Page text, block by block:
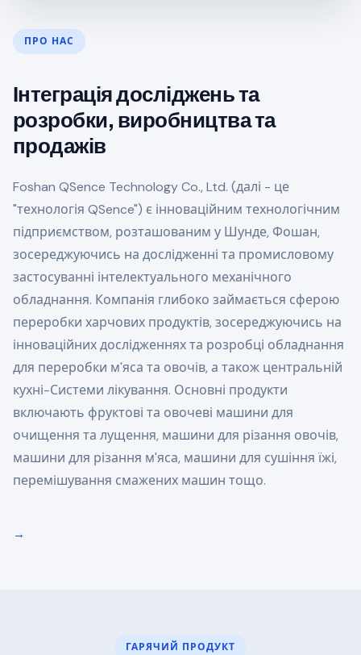
ПРО НАС
Інтеграція досліджень та
розробки, виробництва та
продажів
Foshan QSence Technology Co., Ltd. (далі - це
"технологія QSence") є інноваційним технологічним
підприємством, розташованим у Шунде, Фошан,
зосереджуючись на дослідженні та промисловому
застосуванні інтелектуального механічного
обладнання. Компанія глибоко займається сферою
переробки харчових продуктів, зосереджуючись на
інноваційних дослідженнях та розробці обладнання
для переробки м'яса та овочів, а також центральній
кухні-Системи лікування. Основні продукти
включають фруктові та овочеві машини для
очищення та лущення, машини для різання овочів,
машини для різання м'яса, машини для сушіння їжі,
перемішування смажених машин тощо.
→
ГАРЯЧИЙ ПРОДУКТ